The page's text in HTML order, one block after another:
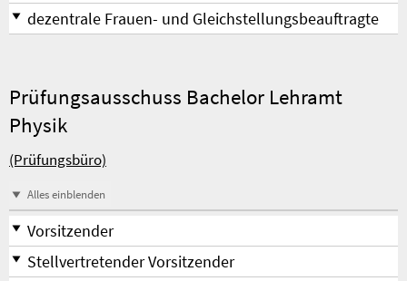
dezentrale Frauen- und Gleichstellungsbeauftragte
Prüfungsausschuss Bachelor Lehramt
Physik
(Prüfungsbüro)
Alles einblenden
Vorsitzender
Stellvertretender Vorsitzender